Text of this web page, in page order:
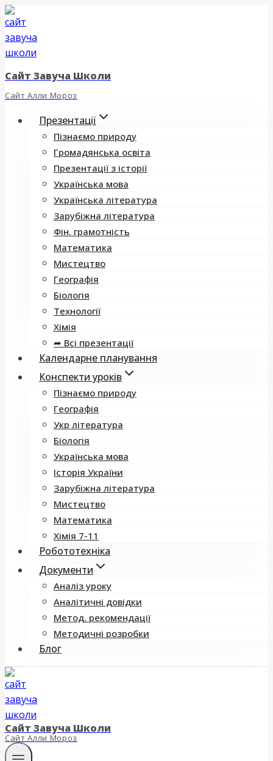
Перейти
до
вмісту
Сайт Завуча Школи
Сайт Алли Мороз
Презентації
Пізнаємо природу
Громадянська освіта
Презентації з історії
Українська мова
Українська література
Зарубіжна література
Фін. грамотність
Математика
Мистецтво
Географія
Біологія
Технології
Хімія
➦ Всі презентації
Календарне планування
Конспекти уроків
Пізнаємо природу
Географія
Укр література
Біологія
Українська мова
Історія України
Зарубіжна література
Мистецтво
Математика
Хімія 7-11
Робототехніка
Документи
Аналіз уроку
Аналітичні довідки
Метод. рекомендації
Методичні розробки
Блог
Сайт Завуча Школи
Сайт Алли Мороз